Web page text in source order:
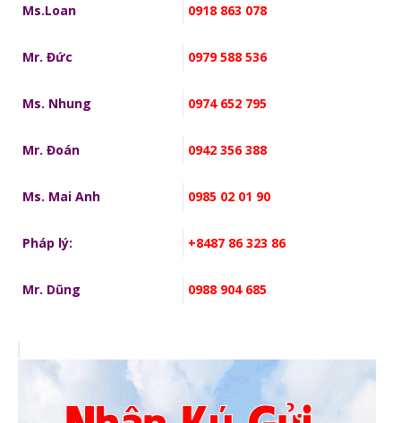
Ms.Loan 0918 863 078
Mr. Đức 0979 588 536
Ms. Nhung 0974 652 795
Mr. Đoán 0942 356 388
Ms. Mai Anh 0985 02 01 90
Pháp lý: +8487 86 323 86
Mr. Dũng 0988 904 685